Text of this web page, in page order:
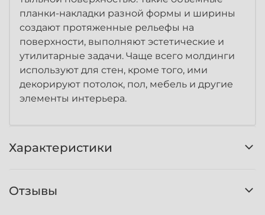
планки-накладки разной формы и ширины
создают протяженные рельефы на
поверхности, выполняют эстетические и
утилитарные задачи. Чаще всего молдинги
используют для стен, кроме того, ими
декорируют потолок, пол, мебель и другие
элементы интерьера.
Характеристики
Отзывы